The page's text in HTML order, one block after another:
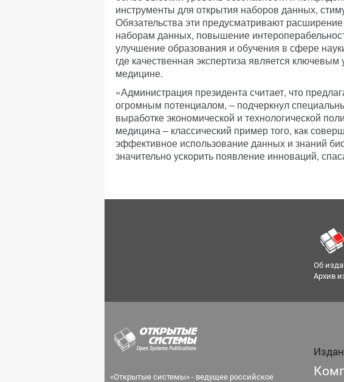
инструменты для открытия наборов данных,
Обязательства эти предусматривают
наборам данных, повышение
улучшение образования и обучения в сфере
где качественная экспертиза является
медицине.
«Администрация президента считает, что
огромным потенциалом, – подчеркнул
выработке экономической и технологической
медицина – классический пример того, как
эффективное использование данных и знаний
значительно ускорить появление инноваций,
Об
Архив
«Открытые системы» - ведущее российское